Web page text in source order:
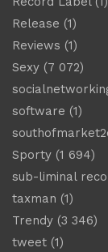
Release (1)
Reviews (1)
Sexy (7 072)
software (1)
Sporty (1 694)
sub-liminal
taxman (1)
Trendy (3 346)
tweet (1)